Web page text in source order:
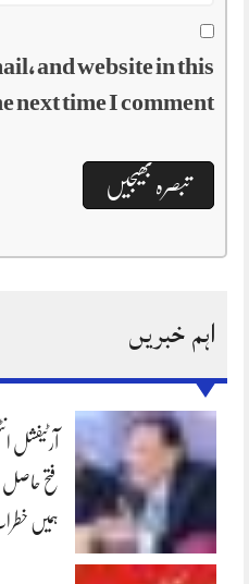
and website in this
next time I comment.
اہم خبریں
آرٹیفشل
ہمیں